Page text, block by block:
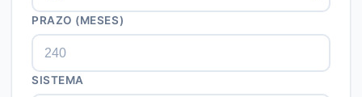
PRAZO (MESES)
SISTEMA